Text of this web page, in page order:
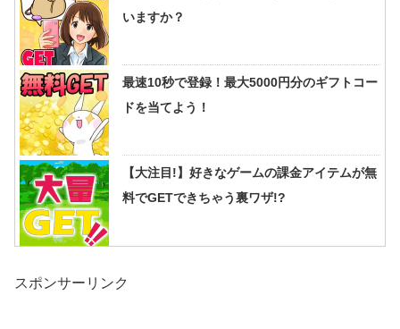
いますか？
最速10秒で登録！最大5000円分のギフトコー
ドを当てよう！
【大注目!】好きなゲームの課金アイテムが無
料でGETできちゃう裏ワザ!?
スポンサーリンク